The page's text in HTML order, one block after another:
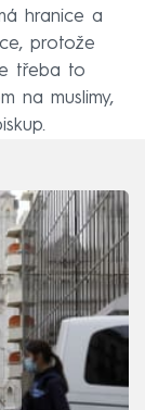
hranice a
protože
třeba to
na muslimy,